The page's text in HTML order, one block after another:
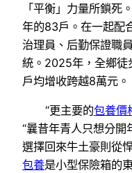
「平衡」力量所鎖死
年的83戶。在一起配
治理員、后勤保證職
統。2025年，全鄉徒
戶均增收跨越8萬元。
“更主要的包養價
“曩昔年青人只想分
選擇回來牛土豪則從
包養是小型保險箱的